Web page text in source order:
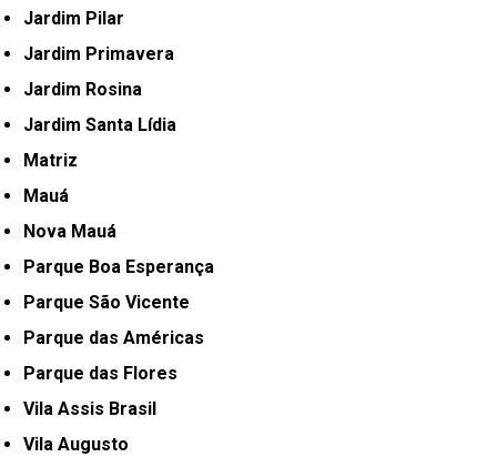
Jardim Pilar
Jardim Primavera
Jardim Rosina
Jardim Santa Lídia
Matriz
Mauá
Nova Mauá
Parque Boa Esperança
Parque São Vicente
Parque das Américas
Parque das Flores
Vila Assis Brasil
Vila Augusto